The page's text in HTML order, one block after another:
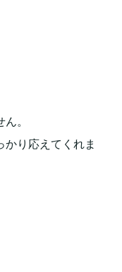
。
かり応えてくれま